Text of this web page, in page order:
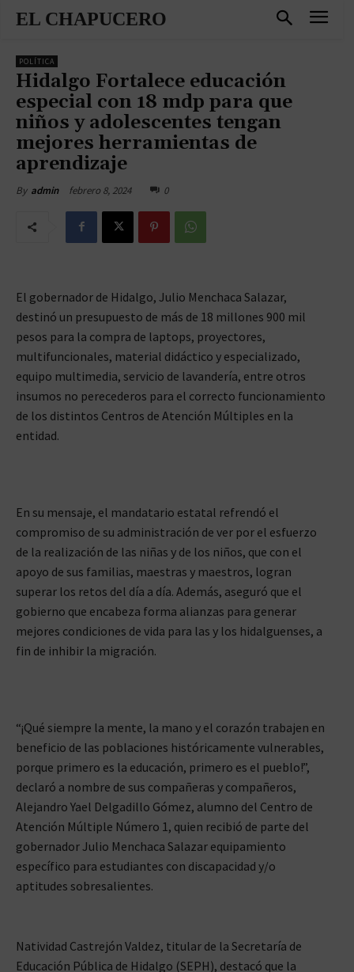
EL CHAPUCERO
POLÍTICA
Hidalgo Fortalece educación
especial con 18 mdp para que
niños y adolescentes tengan
mejores herramientas de
aprendizaje
By admin febrero 8, 2024 0
El gobernador de Hidalgo, Julio Menchaca Salazar,
destinó un presupuesto de más de 18 millones 900 mil
pesos para la compra de laptops, proyectores,
multifuncionales, material didáctico y especializado,
equipo multimedia, servicio de lavandería, entre otros
insumos no perecederos para el correcto funcionamiento
de los distintos Centros de Atención Múltiples en la
entidad.
En su mensaje, el mandatario estatal refrendó el
compromiso de su administración de ver por el esfuerzo
de la realización de las niñas y de los niños, que con el
apoyo de sus familias, maestras y maestros, logran
superar los retos del día a día. Además, aseguró que el
gobierno que encabeza forma alianzas para generar
mejores condiciones de vida para las y los hidalguenses, a
fin de inhibir la migración.
“¡Qué siempre la mente, la mano y el corazón trabajen en
beneficio de las poblaciones históricamente vulnerables,
porque primero es la educación, primero es el pueblo!”,
declaró a nombre de sus compañeras y compañeros,
Alejandro Yael Delgadillo Gómez, alumno del Centro de
Atención Múltiple Número 1, quien recibió de parte del
gobernador Julio Menchaca Salazar equipamiento
específico para estudiantes con discapacidad y/o
aptitudes sobresalientes.
Natividad Castrejón Valdez, titular de la Secretaría de
Educación Pública de Hidalgo (SEPH), destacó que la